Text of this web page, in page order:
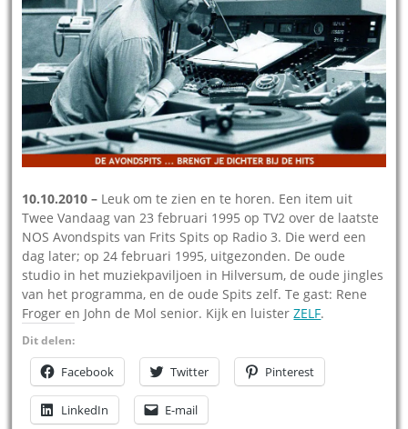
10.10.2010 – Leuk om te zien en te horen. Een item uit
Twee Vandaag van 23 februari 1995 op TV2 over de laatste
NOS Avondspits van Frits Spits op Radio 3. Die werd een
dag later; op 24 februari 1995, uitgezonden. De oude
studio in het muziekpaviljoen in Hilversum, de oude jingles
van het programma, en de oude Spits zelf. Te gast: Rene
Froger en John de Mol senior. Kijk en luisterZELF.
Dit delen:
Facebook Twitter Pinterest
LinkedIn E-mail